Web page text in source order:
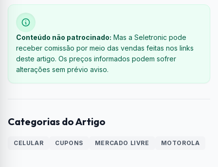
Conteúdo não patrocinado: Mas a Seletronic pode
receber comissão por meio das vendas feitas nos links
deste artigo. Os preços informados podem sofrer
alterações sem prévio aviso.
Categorias do Artigo
CELULAR CUPONS MERCADO LIVRE MOTOROLA